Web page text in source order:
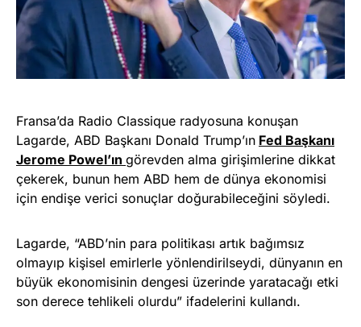
Fransa’da Radio Classique radyosuna konuşan
Lagarde, ABD Başkanı Donald Trump’ın Fed Başkanı
Jerome Powel’ın görevden alma girişimlerine dikkat
çekerek, bunun hem ABD hem de dünya ekonomisi
için endişe verici sonuçlar doğurabileceğini söyledi.
Lagarde, “ABD’nin para politikası artık bağımsız
olmayıp kişisel emirlerle yönlendirilseydi, dünyanın en
büyük ekonomisinin dengesi üzerinde yaratacağı etki
son derece tehlikeli olurdu” ifadelerini kullandı.